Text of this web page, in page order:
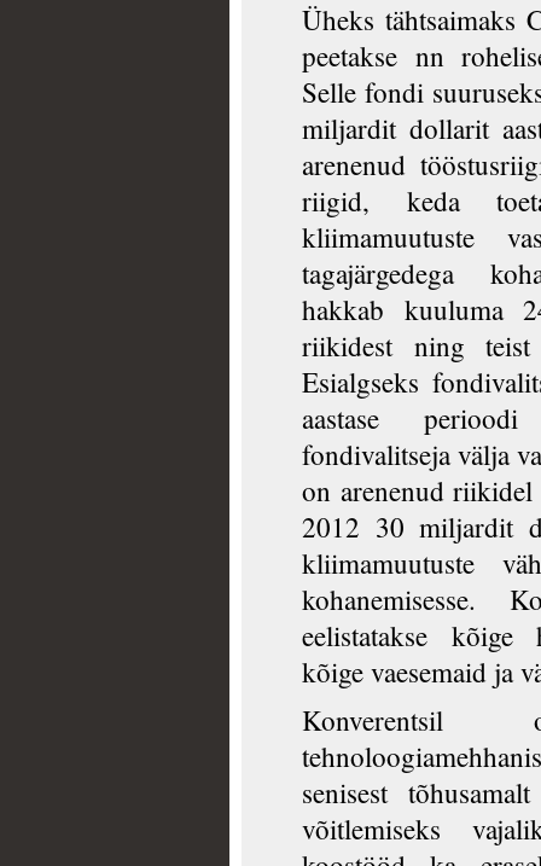
Üheks tähtsaimaks
peetakse nn
Selle fondi
miljardit dollarit
arenenud
riigid, keda
kliimamuutuste
tagajärgedega
hakkab kuuluma
riikidest ning teist
Esialgseks
aastase
fondivalitseja välja
on arenenud riikidel
2012 30 miljardit
kliimamuutuste
kohanemisesse.
eelistatakse kõige
kõige vaesemaid ja
senisest
võitlemiseks